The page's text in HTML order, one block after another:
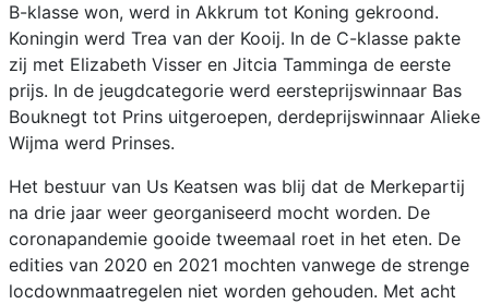
B-klasse won, werd in Akkrum tot Koning gekroond.
Koningin werd Trea van der Kooij. In de C-klasse pakte
zij met Elizabeth Visser en Jitcia Tamminga de eerste
prijs. In de jeugdcategorie werd eersteprijswinnaar Bas
Bouknegt tot Prins uitgeroepen, derdeprijswinnaar Alieke
Wijma werd Prinses.
Het bestuur van Us Keatsen was blij dat de Merkepartij
na drie jaar weer georganiseerd mocht worden. De
coronapandemie gooide tweemaal roet in het eten. De
edities van 2020 en 2021 mochten vanwege de strenge
locdownmaatregelen niet worden gehouden. Met acht